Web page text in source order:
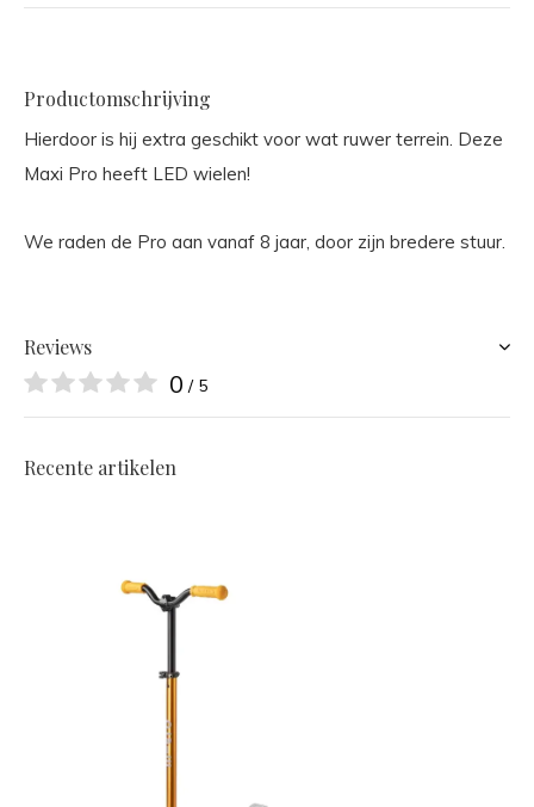
Productomschrijving
Hierdoor is hij extra geschikt voor wat ruwer terrein. Deze
Maxi Pro heeft LED wielen!
We raden de Pro aan vanaf 8 jaar, door zijn bredere stuur.
Reviews
0 / 5
Recente artikelen